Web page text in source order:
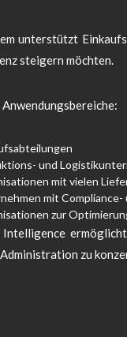
unterstützt
steigern möchten.
und
mit vielen
mit
zur
Intelligence
zu